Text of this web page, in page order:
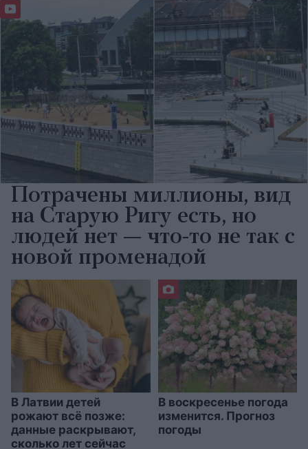
Потрачены миллионы, вид
на Старую Ригу есть, но
людей нет — что-то не так с
новой променадой
В Латвии детей
рожают всё позже:
данные раскрывают,
сколько лет сейчас
В воскресенье погода
изменится. Прогноз
погоды